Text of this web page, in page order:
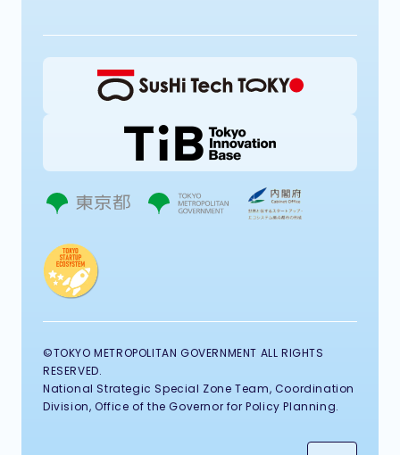
©TOKYO METROPOLITAN GOVERNMENT ALL RIGHTS
RESERVED.
National Strategic Special Zone Team, Coordination
Division, Office of the Governor for Policy Planning.